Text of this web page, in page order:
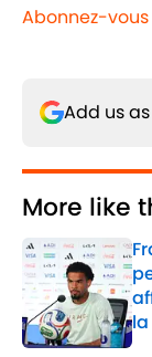
Abonnez-
Add us
More like